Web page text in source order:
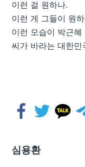
이런 걸 원하나.
이런 게 그들이 원
이런 모습이 박근
씨가 바라는 대한민
심용환